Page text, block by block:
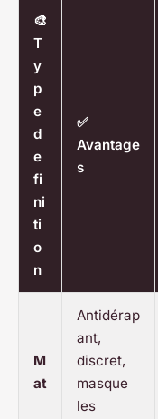
🎨
T
y
p
e
d
e
fi
ni
ti
o
n
✅
Avantage
s
M
at
Antidérap
ant,
discret,
masque
les